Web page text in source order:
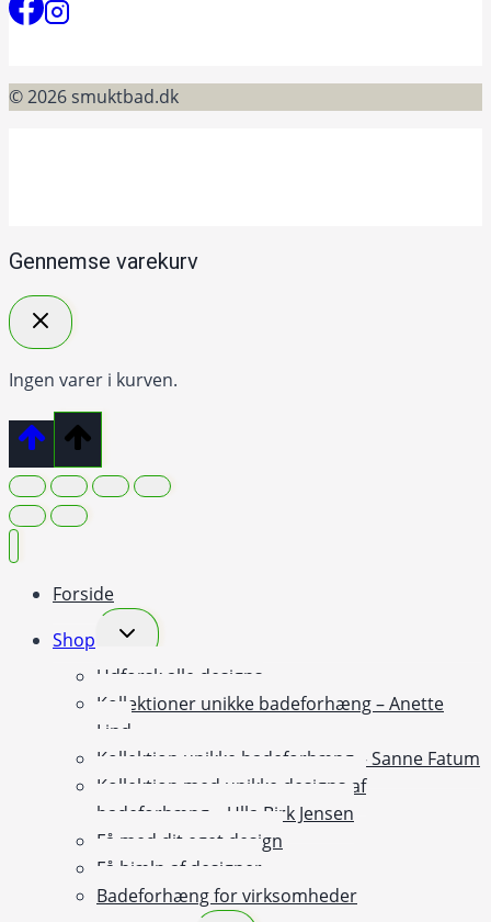
© 2026 smuktbad.dk
Gennemse varekurv
Ingen varer i kurven.
Forside
Shop
Skift
undermenu
Udforsk alle designs
Kollektioner unikke badeforhæng – Anette
Lind
Kollektion unikke badeforhæng – Sanne Fatum
Kollektion med unikke designs af
badeforhæng – Ulla Birk Jensen
Få med dit eget design
Få hjælp af designer
Badeforhæng for virksomheder